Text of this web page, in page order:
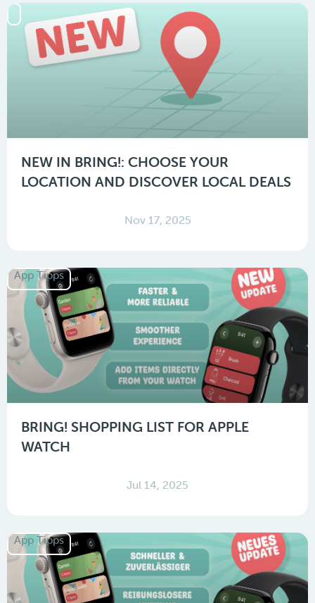
NEW IN BRING!: CHOOSE YOUR
LOCATION AND DISCOVER LOCAL DEALS
Nov 17, 2025
App Tipps
BRING! SHOPPING LIST FOR APPLE
WATCH
Jul 14, 2025
App Tipps